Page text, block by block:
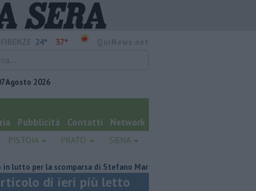
24° 37°
Agosto 2026
Pubblicità Contatti Network
PISTOIA PRATO SIENA
per la scomparsa di Stefano Marcelli
di ieri più letto